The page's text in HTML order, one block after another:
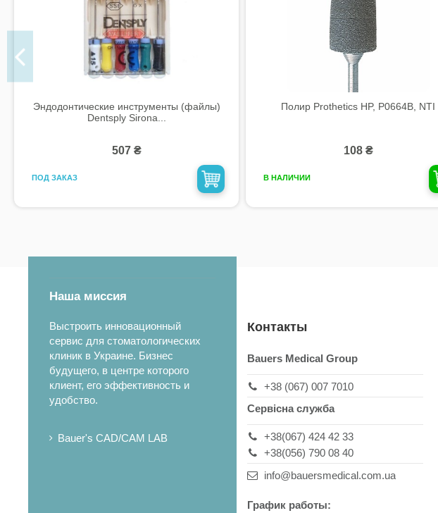
Эндодонтические инструменты (файлы)
Dentsply Sirona...
507 ₴
ПОД ЗАКАЗ
Полир Prothetics HP, P0664B, NTI
108 ₴
В НАЛИЧИИ
Наша миссия
Выстроить инновационный
сервис для стоматологических
клиник в Украине. Бизнес
будущего, в центре которого
клиент, его эффективность и
удобство.
Bauer's CAD/CAM LAB
Контакты
Bauers Medical Group
+38 (067) 007 7010
Сервісна служба
+38(067) 424 42 33
+38(056) 790 08 40
info@bauersmedical.com.ua
График работы: